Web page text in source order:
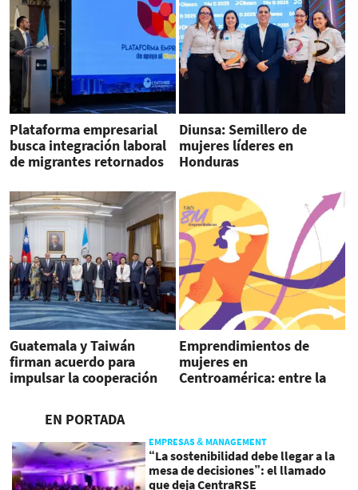
Plataforma empresarial
busca integración laboral
de migrantes retornados
Diunsa: Semillero de
mujeres líderes en
Honduras
Guatemala y Taiwán
firman acuerdo para
impulsar la cooperación
Emprendimientos de
mujeres en
Centroamérica: entre la
EN PORTADA
EMPRESAS & MANAGEMENT
“La sostenibilidad debe llegar a la
mesa de decisiones”: el llamado
que deja CentraRSE